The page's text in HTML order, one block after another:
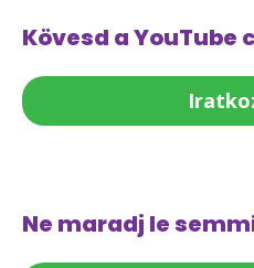
Kövesd a
Ne maradj le